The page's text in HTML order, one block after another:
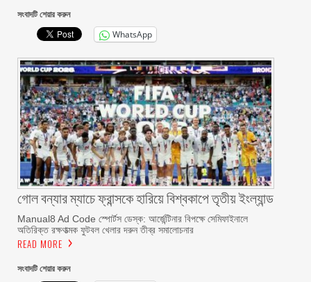
সংবাদটি শেয়ার করুন
WhatsApp
গোল বন্যার ম্যাচে ফ্রান্সকে হারিয়ে বিশ্বকাপে তৃতীয় ইংল্যান্ড
Manual8 Ad Code স্পোর্টস ডেস্ক: আর্জেন্টিনার বিপক্ষে সেমিফাইনালে
অতিরিক্ত রক্ষণাত্মক ফুটবল খেলার দরুন তীব্র সমালোচনার
READ MORE
সংবাদটি শেয়ার করুন